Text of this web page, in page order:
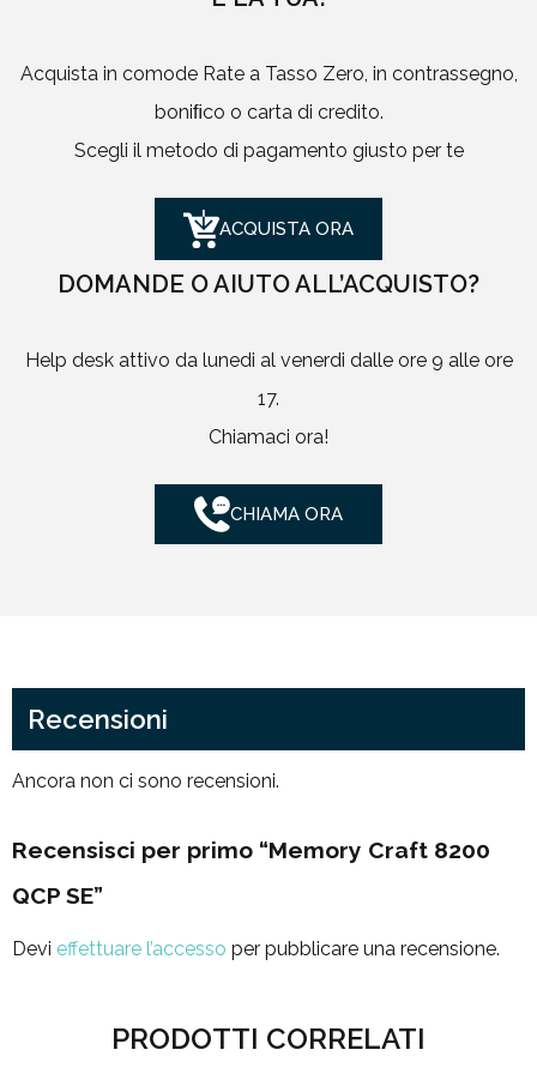
Acquista in comode Rate a Tasso Zero, in contrassegno,
boniﬁco o carta di credito.
Scegli il metodo di pagamento giusto per te
ACQUISTA ORA
DOMANDE O AIUTO ALL’ACQUISTO?
Help desk attivo da lunedi al venerdi dalle ore 9 alle ore
17.
Chiamaci ora!
CHIAMA ORA
Recensioni
Ancora non ci sono recensioni.
Recensisci per primo “Memory Craft 8200
QCP SE”
Devi effettuare l’accesso per pubblicare una recensione.
PRODOTTI CORRELATI